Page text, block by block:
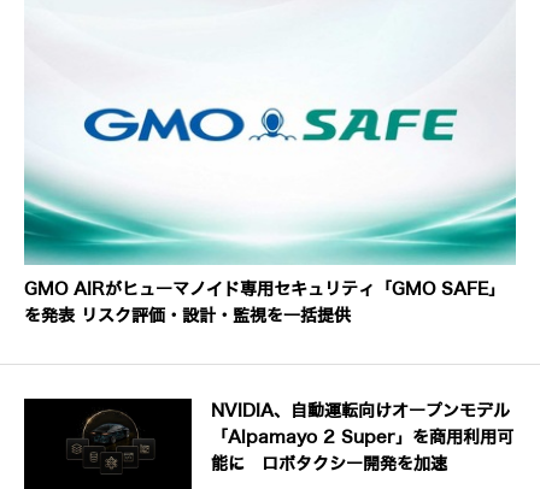
GMO AIRがヒューマノイド専用セキュリティ「GMO SAFE」
を発表 リスク評価・設計・監視を一括提供
NVIDIA、自動運転向けオープンモデル
「Alpamayo 2 Super」を商用利用可
能に ロボタクシー開発を加速